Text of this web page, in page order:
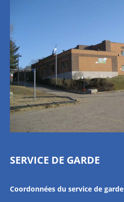
SERVICE DE GARDE
Coordonnées du service de garde